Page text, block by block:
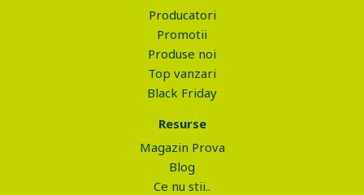
Producatori
Promotii
Produse noi
Top vanzari
Black Friday
Resurse
Magazin Prova
Blog
Ce nu stii..